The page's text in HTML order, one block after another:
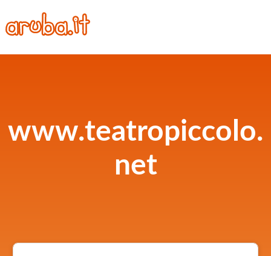
www.teatropiccolo.
net